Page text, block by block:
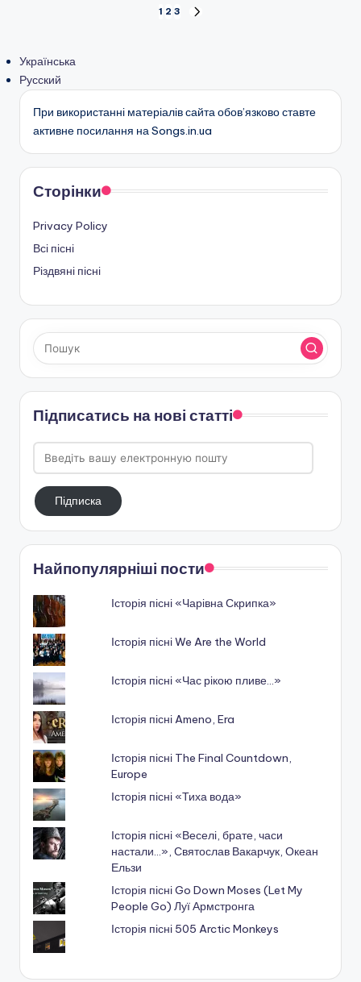
1 2 3
Українська
Русский
При використанні матеріалів сайта обов’язково ставте
активне посилання на Songs.in.ua
Сторінки
Privacy Policy
Всі пісні
Різдвяні пісні
Підписатись на нові статті
Введіть
вашу
електронную
поштуПідписка
Найпопулярніші пости
Історія пісні «Чарівна Скрипка»
Історія пісні We Are the World
Історія пісні «Час рікою пливе…»
Історія пісні Ameno, Era
Історія пісні The Final Countdown,
Europe
Історія пісні «Тиха вода»
Історія пісні «Веселі, брате, часи
настали...», Святослав Вакарчук, Океан
Ельзи
Історія пісні Go Down Moses (Let My
People Go) Луї Армстронга
Історія пісні 505 Arctic Monkeys